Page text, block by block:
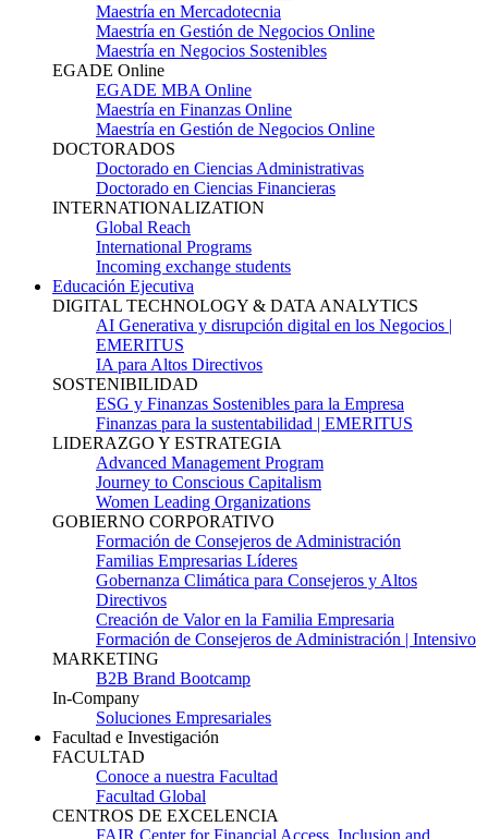
Maestría en Mercadotecnia
Maestría en Gestión de Negocios Online
Maestría en Negocios Sostenibles
EGADE Online
EGADE MBA Online
Maestría en Finanzas Online
Maestría en Gestión de Negocios Online
DOCTORADOS
Doctorado en Ciencias Administrativas
Doctorado en Ciencias Financieras
INTERNATIONALIZATION
Global Reach
International Programs
Incoming exchange students
Educación Ejecutiva
DIGITAL TECHNOLOGY & DATA ANALYTICS
AI Generativa y disrupción digital en los Negocios |
EMERITUS
IA para Altos Directivos
SOSTENIBILIDAD
ESG y Finanzas Sostenibles para la Empresa
Finanzas para la sustentabilidad | EMERITUS
LIDERAZGO Y ESTRATEGIA
Advanced Management Program
Journey to Conscious Capitalism
Women Leading Organizations
GOBIERNO CORPORATIVO
Formación de Consejeros de Administración
Familias Empresarias Líderes
Gobernanza Climática para Consejeros y Altos
Directivos
Creación de Valor en la Familia Empresaria
Formación de Consejeros de Administración | Intensivo
MARKETING
B2B Brand Bootcamp
In-Company
Soluciones Empresariales
Facultad e Investigación
FACULTAD
Conoce a nuestra Facultad
Facultad Global
CENTROS DE EXCELENCIA
FAIR Center for Financial Access, Inclusion and